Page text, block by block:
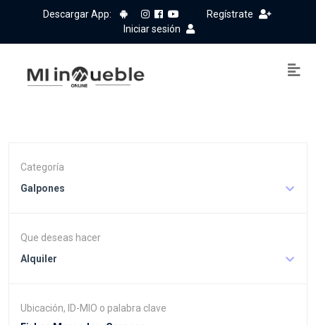
Descargar App:
Regístrate
Iniciar sesión
Categoría
Galpones
Que deseas hacer
Alquiler
Ubicación, ID-MIO o palabra clave